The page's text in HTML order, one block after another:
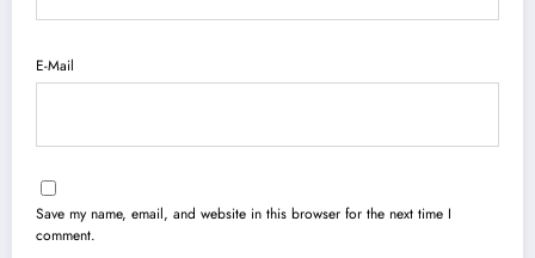
E-Mail
Save my name, email, and website in this browser for the next time I
comment.